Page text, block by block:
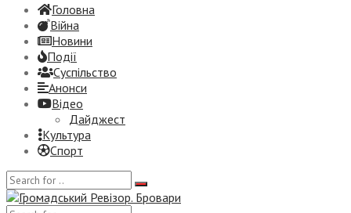
Головна
Війна
Новини
Події
Суспiльство
Анонси
Відео
Дайджест
Культура
Спорт